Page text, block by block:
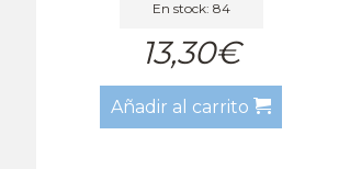
En stock: 84
13,30€
Añadir al carrito